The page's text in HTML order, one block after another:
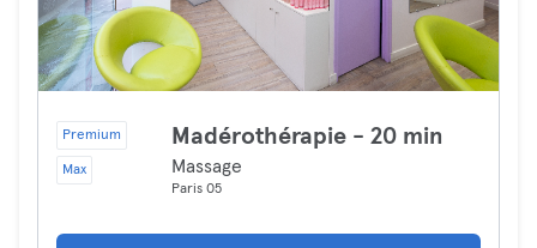
Premium
Max
Madérothérapie - 20 min
Massage
Paris 05